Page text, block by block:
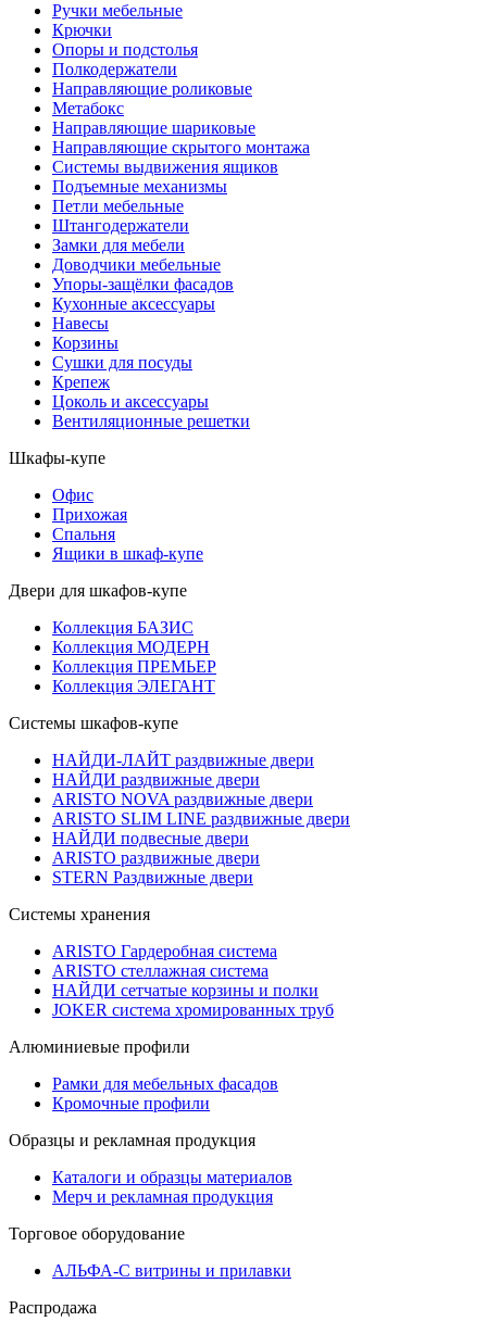
Ручки мебельные
Крючки
Опоры и подстолья
Полкодержатели
Направляющие роликовые
Метабокс
Направляющие шариковые
Направляющие скрытого монтажа
Системы выдвижения ящиков
Подъемные механизмы
Петли мебельные
Штангодержатели
Замки для мебели
Доводчики мебельные
Упоры-защёлки фасадов
Кухонные аксессуары
Навесы
Корзины
Сушки для посуды
Крепеж
Цоколь и аксессуары
Вентиляционные решетки
Шкафы-купе
Офис
Прихожая
Спальня
Ящики в шкаф-купе
Двери для шкафов-купе
Коллекция БАЗИС
Коллекция МОДЕРН
Коллекция ПРЕМЬЕР
Коллекция ЭЛЕГАНТ
Системы шкафов-купе
НАЙДИ-ЛАЙТ раздвижные двери
НАЙДИ раздвижные двери
ARISTO NOVA раздвижные двери
ARISTO SLIM LINE раздвижные двери
НАЙДИ подвесные двери
ARISTO раздвижные двери
STERN Раздвижные двери
Системы хранения
ARISTO Гардеробная система
ARISTO стеллажная система
НАЙДИ сетчатые корзины и полки
JOKER система хромированных труб
Алюминиевые профили
Рамки для мебельных фасадов
Кромочные профили
Образцы и рекламная продукция
Каталоги и образцы материалов
Мерч и рекламная продукция
Торговое оборудование
АЛЬФА-С витрины и прилавки
Распродажа